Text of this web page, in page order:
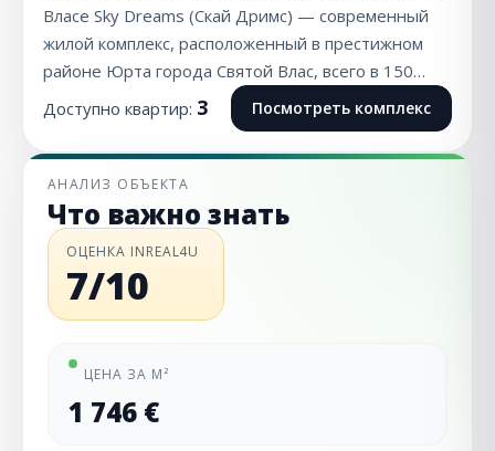
Власе Sky Dreams (Скай Дримс) — современный
жилой комплекс, расположенный в престижном
районе Юрта города Святой Влас, всего в 150…
Доступно квартир: 3 Посмотреть комплекс
АНАЛИЗ ОБЪЕКТА
Что важно знать
ОЦЕНКА INREAL4U
7/10
ЦЕНА ЗА М²
1 746 €